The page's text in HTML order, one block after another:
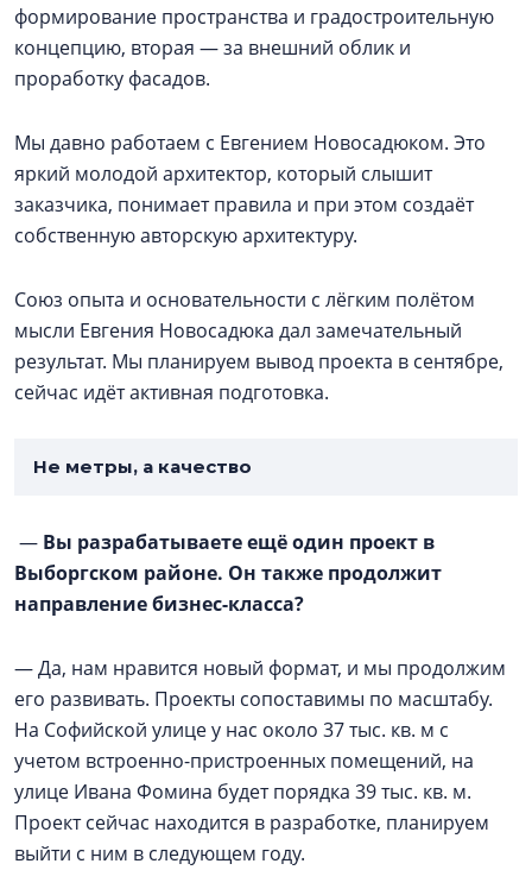
формирование пространства и градостроительную
концепцию, вторая — за внешний облик и
проработку фасадов.
Мы давно работаем с Евгением Новосадюком. Это
яркий молодой архитектор, который слышит
заказчика, понимает правила и при этом создаёт
собственную авторскую архитектуру.
Союз опыта и основательности с лёгким полётом
мысли Евгения Новосадюка дал замечательный
результат. Мы планируем вывод проекта в сентябре,
сейчас идёт активная подготовка.
Не метры, а качество
— Вы разрабатываете ещё один проект в
Выборгском районе. Он также продолжит
направление бизнес-класса?
— Да, нам нравится новый формат, и мы продолжим
его развивать. Проекты сопоставимы по масштабу.
На Софийской улице у нас около 37 тыс. кв. м с
учетом встроенно-пристроенных помещений, на
улице Ивана Фомина будет порядка 39 тыс. кв. м.
Проект сейчас находится в разработке, планируем
выйти с ним в следующем году.